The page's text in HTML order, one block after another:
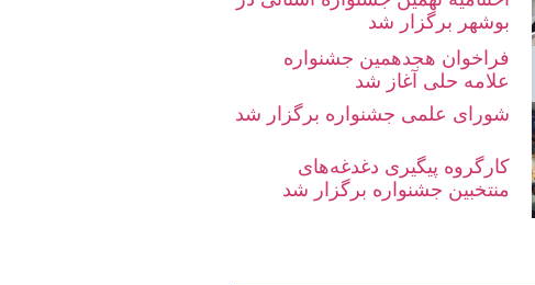
بوشهر برگزار شد
فراخوان هجدهمین جشنواره
علامه حلی آغاز شد
شورای علمی جشنواره برگزار شد
کارگروه پیگیری دغدغه‌های
منتخبین جشنواره برگزار شد